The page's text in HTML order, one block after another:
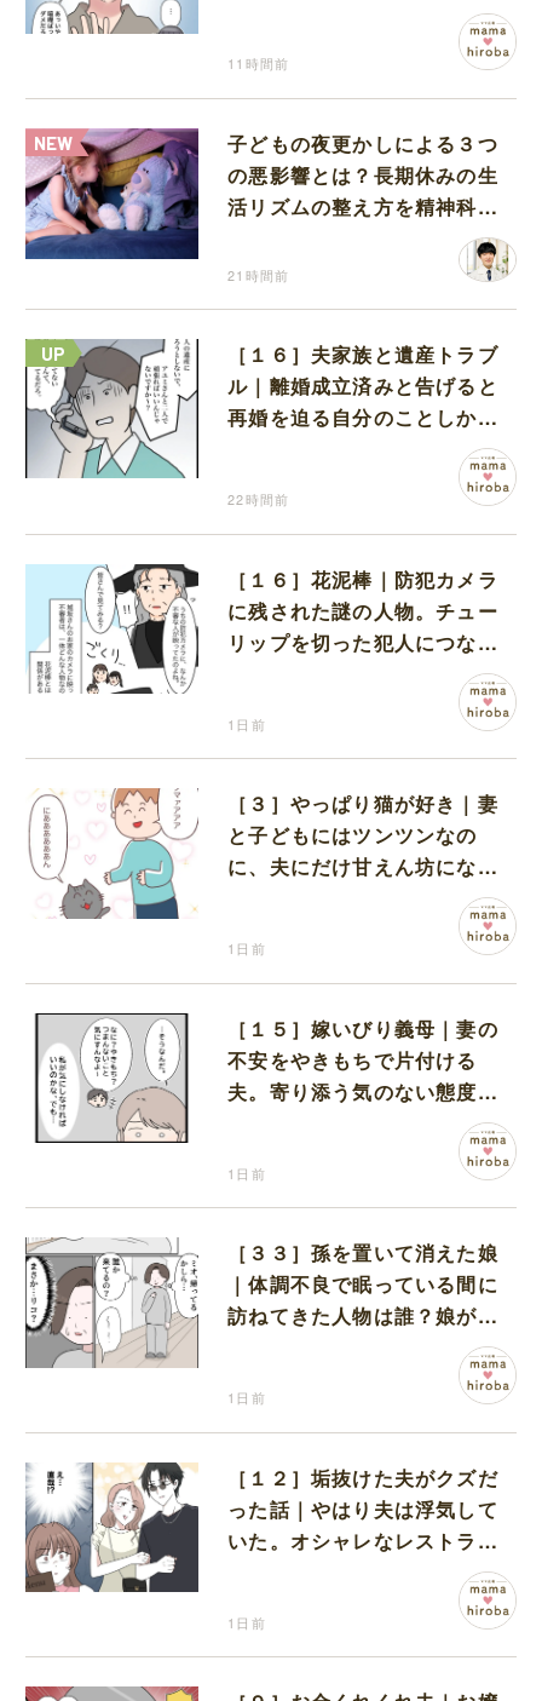
11時間前
子どもの夜更かしによる３つ
の悪影響とは？長期休みの生
活リズムの整え方を精神科医
21時間前
［１６］夫家族と遺産トラブ
ル｜離婚成立済みと告げると
再婚を迫る自分のことしか考
22時間前
［１６］花泥棒｜防犯カメラ
に残された謎の人物。チュー
リップを切った犯人につなが
る証拠になるのか期待する
1日前
［３］やっぱり猫が好き｜妻
と子どもにはツンツンなの
に、夫にだけ甘えん坊になる
1日前
［１５］嫁いびり義母｜妻の
不安をやきもちで片付ける
夫。寄り添う気のない態度に
1日前
［３３］孫を置いて消えた娘
｜体調不良で眠っている間に
訪ねてきた人物は誰？娘が戻
ってきたのかと不安になる
1日前
［１２］垢抜けた夫がクズだ
った話｜やはり夫は浮気して
いた。オシャレなレストラン
1日前